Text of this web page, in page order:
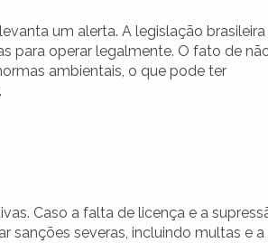
um alerta. A legislação brasileira
para operar legalmente. O fato de
ambientais, o que pode ter
Caso a falta de licença e a
sanções severas, incluindo multas e a